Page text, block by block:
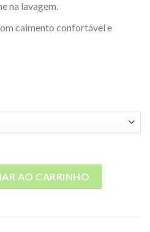
na lavagem.
caimento confortável e
quantidade
AO CARRINHO